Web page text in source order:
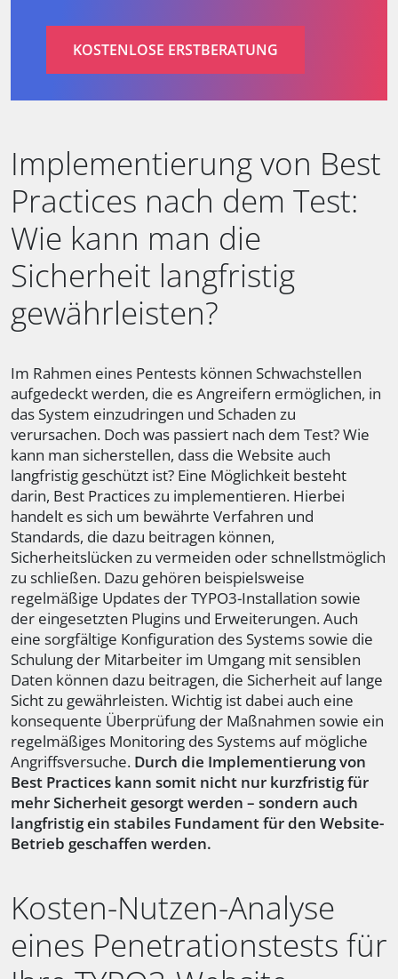
KOSTENLOSE ERSTBERATUNG
Implementierung von Best
Practices nach dem Test:
Wie kann man die
Sicherheit langfristig
gewährleisten?
Im Rahmen eines Pentests können Schwachstellen
aufgedeckt werden, die es Angreifern ermöglichen, in
das System einzudringen und Schaden zu
verursachen. Doch was passiert nach dem Test? Wie
kann man sicherstellen, dass die Website auch
langfristig geschützt ist? Eine Möglichkeit besteht
darin, Best Practices zu implementieren. Hierbei
handelt es sich um bewährte Verfahren und
Standards, die dazu beitragen können,
Sicherheitslücken zu vermeiden oder schnellstmöglich
zu schließen. Dazu gehören beispielsweise
regelmäßige Updates der TYPO3-Installation sowie
der eingesetzten Plugins und Erweiterungen. Auch
eine sorgfältige Konfiguration des Systems sowie die
Schulung der Mitarbeiter im Umgang mit sensiblen
Daten können dazu beitragen, die Sicherheit auf lange
Sicht zu gewährleisten. Wichtig ist dabei auch eine
konsequente Überprüfung der Maßnahmen sowie ein
regelmäßiges Monitoring des Systems auf mögliche
Angriffsversuche. Durch die Implementierung von
Best Practices kann somit nicht nur kurzfristig für
mehr Sicherheit gesorgt werden – sondern auch
langfristig ein stabiles Fundament für den Website-
Betrieb geschaffen werden.
Kosten-Nutzen-Analyse
eines Penetrationstests für